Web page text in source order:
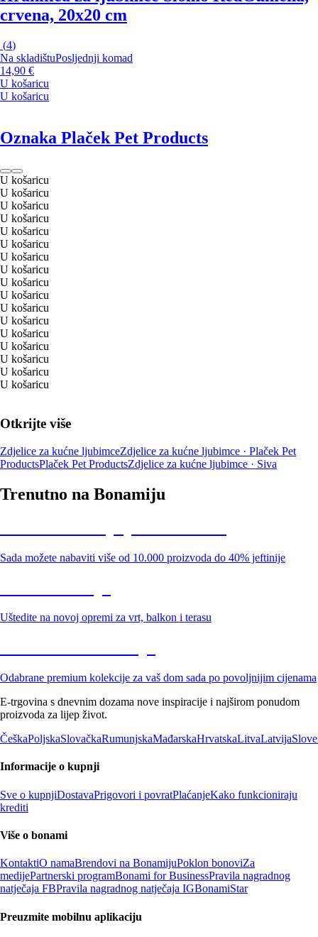
crvena, 20x20 cm
(4)
Na skladištuPosljednji komad
14,90 €
U košaricu
U košaricu
Oznaka Plaček Pet Products
U košaricu
U košaricu
U košaricu
U košaricu
U košaricu
U košaricu
U košaricu
U košaricu
U košaricu
U košaricu
U košaricu
U košaricu
U košaricu
U košaricu
U košaricu
U košaricu
U košaricu
Otkrijte više
Zdjelice za kućne ljubimceZdjelice za kućne ljubimce · Plaček Pet
ProductsPlaček Pet ProductsZdjelice za kućne ljubimce · Siva
Trenutno na Bonamiju
Sada možete nabaviti više od 10.000 proizvoda do 40% jeftinije
Uštedite na novoj opremi za vrt, balkon i terasu
Odabrane premium kolekcije za vaš dom sada po povoljnijim cijenama
E-trgovina s dnevnim dozama nove inspiracije i najširom ponudom
proizvoda za lijep život.
ČeškaPoljskaSlovačkaRumunjskaMađarskaHrvatskaLitvaLatvija
Informacije o kupnji
Sve o kupnjiDostavaPrigovori i povratPlaćanjeKako funkcioniraju
krediti
Više o bonami
KontaktiO namaBrendovi na BonamijuPoklon bonoviZa
medijePartnerski programBonami for BusinessPravila nagradnog
natječaja FBPravila nagradnog natječaja IGBonamiStar
Preuzmite mobilnu aplikaciju